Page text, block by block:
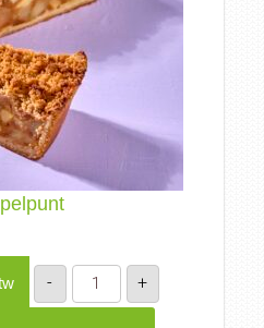
-
Appelpunt
aantal
+